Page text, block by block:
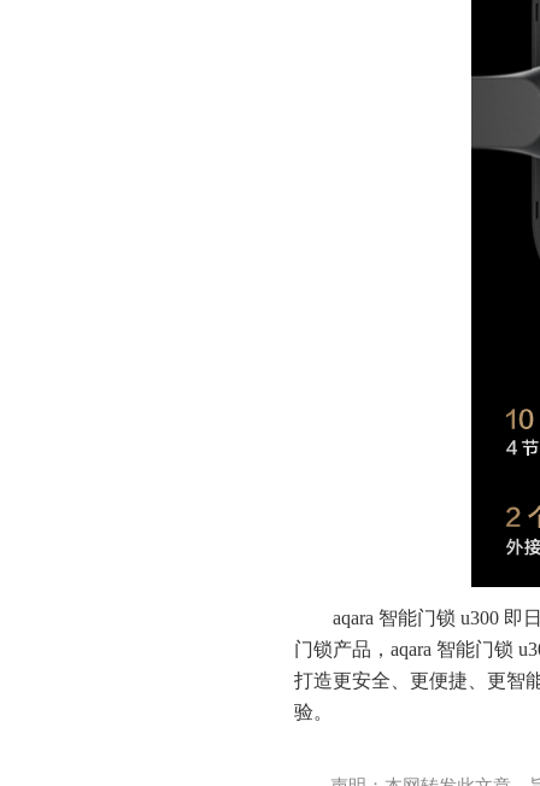
aqara 智能门锁 u300 即
门锁产品，aqara 智能门锁
打造更安全、更便捷、更智
验。